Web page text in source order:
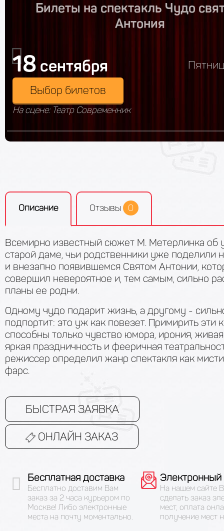
Билеты на спектакль Чудо
Антония
18 сентября
Выбор билетов
На сцене: Театр Современник
Описание Отзывы 0
Всемирно известный сюжет М. Метерлинка об
старой даме, чьи родственники уже поделили
и внезапно появившемся Святом Антонии,
совершил невероятное и, тем самым, сильно
планы ее родни.
Одному чудо подарит жизнь, а другому -
подпортит: это уж как повезет. Примирить эти
способны только чувство юмора, ирония,
яркая праздничность и фееричная
режиссер определил жанр спектакля как
фарс.
БЫСТРАЯ ЗАЯВКА
ОНЛАЙН ЗАКАЗ
Бесплатная доставка
Бесплатно доставим Вам
заказ за 2 часа курьером по
Москве! Либо электронные
места на почту моментально.
Электронный
На нашем сайте
сделать заказ
мест, оплата
получение мест